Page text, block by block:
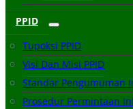
PPID
Tupoksi PPID
Visi Dan Misi PPID
Standar Pengumuman
Prosedur Permintaan